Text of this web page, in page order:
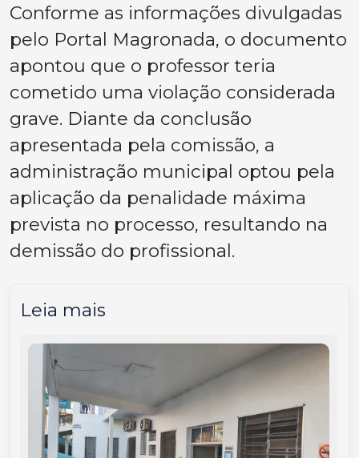
Conforme as informações divulgadas
pelo Portal Magronada, o documento
apontou que o professor teria
cometido uma violação considerada
grave. Diante da conclusão
apresentada pela comissão, a
administração municipal optou pela
aplicação da penalidade máxima
prevista no processo, resultando na
demissão do profissional.
Leia mais